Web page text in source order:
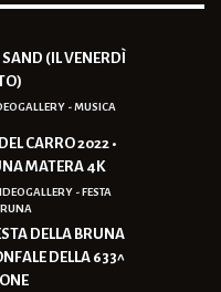
SAND (IL VENERDÌ
- MUSICA
CARRO 2022 •
MATERA 4K
- FESTA
DELLA BRUNA
DELLA 633^